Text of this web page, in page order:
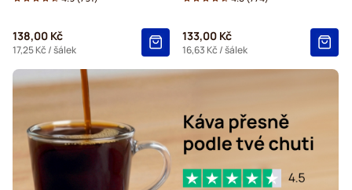
138,00 Kč
17,25 Kč / šálek
133,00 Kč
16,63 Kč / šálek